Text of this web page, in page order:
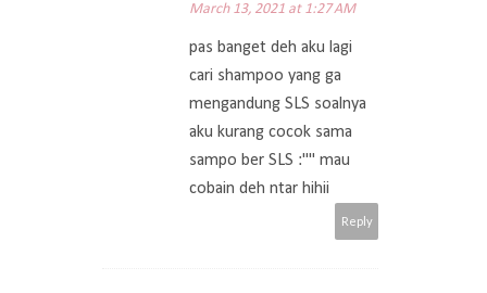
March 13, 2021 at 1:27 AM
pas banget deh aku lagi
cari shampoo yang ga
mengandung SLS soalnya
aku kurang cocok sama
sampo ber SLS :"" mau
cobain deh ntar hihii
Reply